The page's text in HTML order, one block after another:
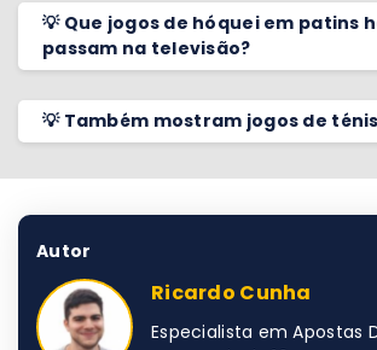
💡 Que jogos de hóquei em patins
passam na televisão?
💡 Também mostram jogos de
Autor
Ricardo Cunha
Especialista em Apostas